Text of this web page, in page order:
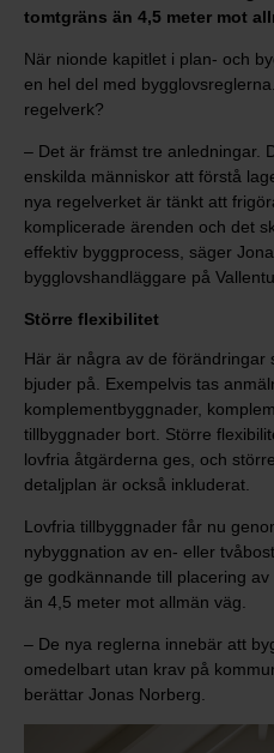
tomtgräns än 4,5 meter mot
När nionde kapitlet i plan- och
en hel del med
regelverk?
– Det är främst tre anledningar.
enskilda människor att förstå
nya regelverket är tänkt att
komplicerade ärenden och det
effektiv byggprocess, säger
bygglovshandläggare på
Större flexibilitet
Här är några av de förändringar
bjuder på. Exempelvis tas
komplementbyggnader,
tillbyggnader bort. Större
lovfria åtgärderna ges, och
detaljplan är också inkluderat.
Lovfria tillbyggnader får nu
nybyggnation av en- eller
ge godkännande till placering
än 4,5 meter mot allmän väg.
– De nya reglerna innebär att
omedelbart utan krav på
berättar Jonas Norberg.